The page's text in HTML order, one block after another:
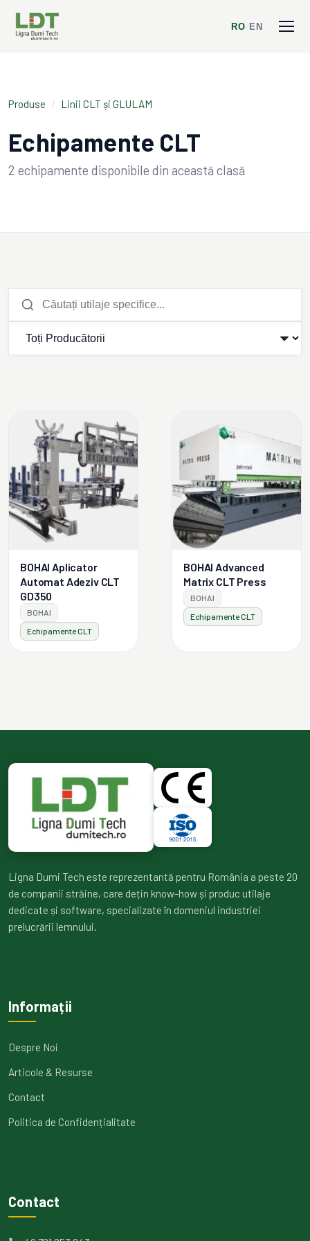
RO EN
Produse / Linii CLT și GLULAM
Echipamente CLT
2 echipamente disponibile din această clasă
BOHAI Aplicator
Automat Adeziv CLT
GD350
BOHAI
Echipamente CLT
BOHAI Advanced
Matrix CLT Press
BOHAI
Echipamente CLT
Ligna Dumi Tech este reprezentantă pentru România a peste 20
de companii străine, care dețin know-how și produc utilaje
dedicate și software, specializate în domeniul industriei
prelucrării lemnului.
Informații
Despre Noi
Articole & Resurse
Contact
Politica de Confidențialitate
Contact